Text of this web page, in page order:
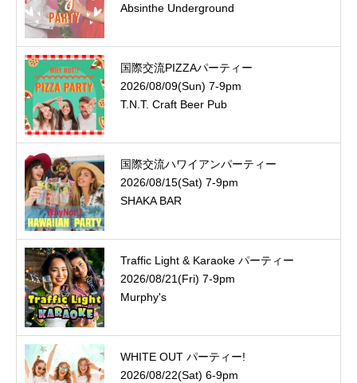
Absinthe Underground
国際交流PIZZAパーティー
2026/08/09(Sun) 7-9pm
T.N.T. Craft Beer Pub
国際交流ハワイアンパーティー
2026/08/15(Sat) 7-9pm
SHAKA BAR
Traffic Light & Karaoke パーティー
2026/08/21(Fri) 7-9pm
Murphy's
WHITE OUT パーティー!
2026/08/22(Sat) 6-9pm